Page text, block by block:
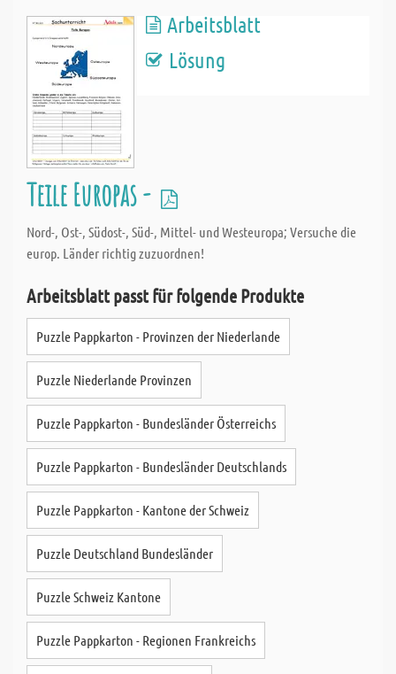
Arbeitsblatt
Lösung
Teile Europas -
Nord-, Ost-, Südost-, Süd-, Mittel- und Westeuropa; Versuche die
europ. Länder richtig zuzuordnen!
Arbeitsblatt passt für folgende Produkte
Puzzle Pappkarton - Provinzen der Niederlande
Puzzle Niederlande Provinzen
Puzzle Pappkarton - Bundesländer Österreichs
Puzzle Pappkarton - Bundesländer Deutschlands
Puzzle Pappkarton - Kantone der Schweiz
Puzzle Deutschland Bundesländer
Puzzle Schweiz Kantone
Puzzle Pappkarton - Regionen Frankreichs